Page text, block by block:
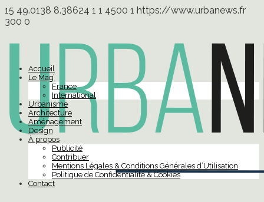
15 49.0138 8.38624 1 1 4500 1 https://www.urbanews.fr
300 0
Accueil
Le Mag’
France
International
Urbanisme
Architecture
Aménagement
Design
À propos
Publicité
Contribuer
Mentions Légales & Conditions Générales d’Utilisation
Politique de Confidentialité & Cookies
Contact